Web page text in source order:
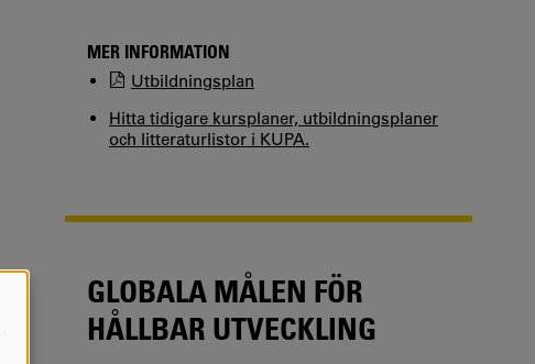
MER INFORMATION
Utbildningsplan
Hitta tidigare kursplaner, utbildningsplaner
och litteraturlistor i KUPA.
GLOBALA MÅLEN FÖR
HÅLLBAR UTVECKLING